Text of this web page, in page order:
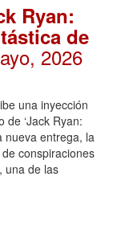
Ryan:
de
2026
una inyección
‘Jack Ryan:
nueva entrega, la
conspiraciones
una de las